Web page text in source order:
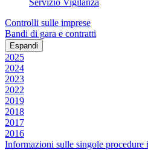
Controlli sulle imprese
Bandi di gara e contratti
Espandi
2025
2024
2023
2022
2019
2018
2017
2016
Informazioni sulle singole procedure